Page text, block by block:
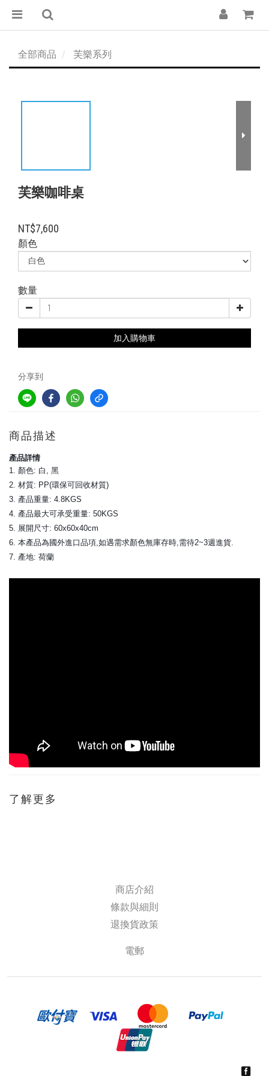
全部商品 芙樂系列
芙樂咖啡桌
NT$7,600
顏色
數量
加入購物車
分享到
商品描述
產品詳情
1. 顏色: 白, 黑
2. 材質: PP(環保可回收材質)
3. 產品重量: 4.8KGS
4. 產品最大可承受重量: 50KGS
5. 展開尺寸: 60x60x40cm
6. 本產品為國外進口品項,如遇需求顏色無庫存時,需待2~3週進貨.
7. 產地: 荷蘭
了解更多
商店介紹
條款與細則
退換貨政策
電郵